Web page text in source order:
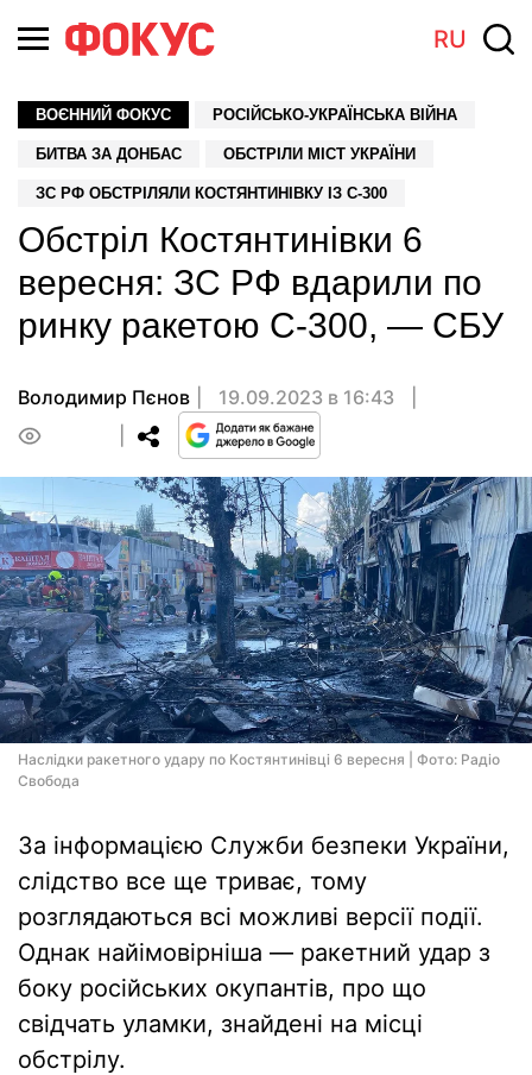
RU
ВОЄННИЙ ФОКУС РОСІЙСЬКО-УКРАЇНСЬКА ВІЙНА
БИТВА ЗА ДОНБАС ОБСТРІЛИ МІСТ УКРАЇНИ
ЗС РФ ОБСТРІЛЯЛИ КОСТЯНТИНІВКУ ІЗ С-300
Обстріл Костянтинівки 6
вересня: ЗС РФ вдарили по
ринку ракетою С-300, — СБУ
Володимир Пєнов
19.09.2023 в 16:43
Наслідки ракетного удару по Костянтинівці 6 вересня | Фото: Радіо
Свобода
За інформацією Служби безпеки України,
слідство все ще триває, тому
розглядаються всі можливі версії події.
Однак найімовірніша — ракетний удар з
боку російських окупантів, про що
свідчать уламки, знайдені на місці
обстрілу.